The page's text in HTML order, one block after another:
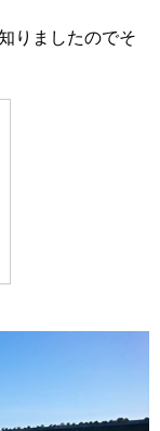
りましたのでそ